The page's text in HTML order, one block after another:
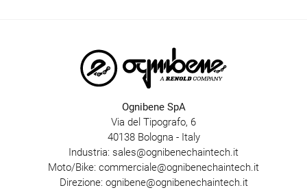
Ognibene SpA
Via del Tipografo, 6
40138 Bologna - Italy
Industria: sales@ognibenechaintech.it
Moto/Bike: commerciale@ognibenechaintech.it
Direzione: ognibene@ognibenechaintech.it